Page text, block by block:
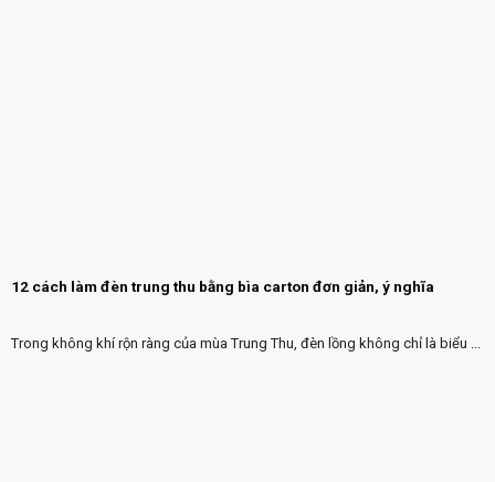
12 cách làm đèn trung thu bằng bìa carton đơn giản, ý nghĩa
Trong không khí rộn ràng của mùa Trung Thu, đèn lồng không chỉ là biểu ...